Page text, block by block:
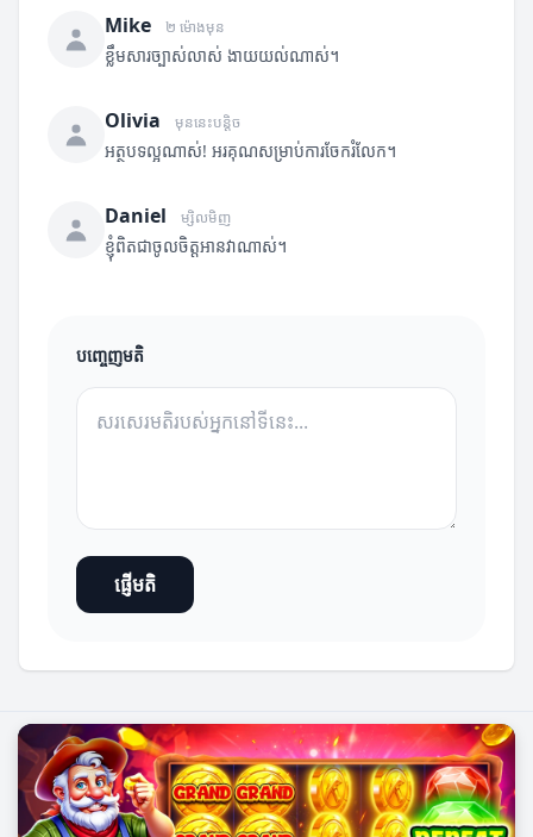
Mike ២ ម៉ោងមុន
ខ្លឹមសារច្បាស់លាស់ ងាយយល់ណាស់។
Olivia មុននេះបន្តិច
អត្ថបទល្អណាស់! អរគុណសម្រាប់ការចែករំលែក។
Daniel ម្សិលមិញ
ខ្ញុំពិតជាចូលចិត្តអានវាណាស់។
បញ្ចេញមតិ
ផ្ញើមតិ